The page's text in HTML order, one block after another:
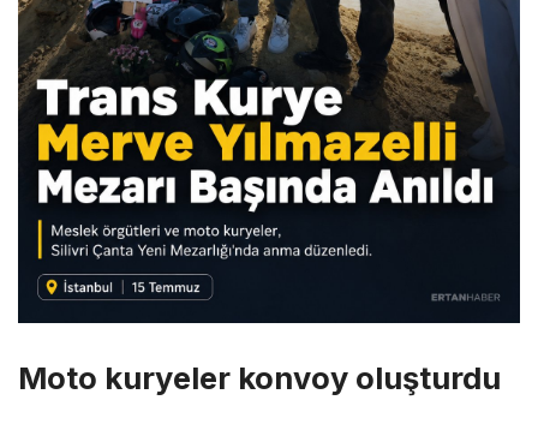
Moto kuryeler konvoy oluşturdu